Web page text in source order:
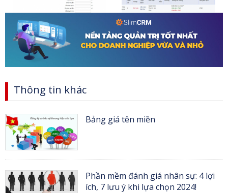
Thông tin khác
Bảng giá tên miền
Phần mềm đánh giá nhân sự: 4 lợi
ích, 7 lưu ý khi lựa chọn 2024!